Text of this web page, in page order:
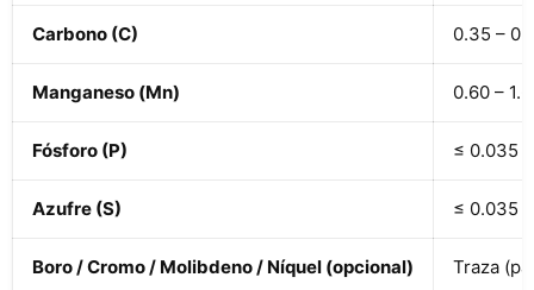
Carbono (C) 0.35 –
Manganeso (Mn) 0.60 –
Fósforo (P) ≤ 0.035
Azufre (S) ≤ 0.035
Boro / Cromo / Molibdeno / Níquel (opcional) Traza